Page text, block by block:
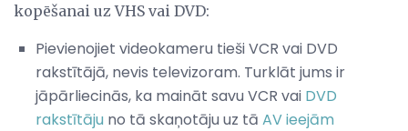
kopēšanai uz VHS vai DVD:
Pievienojiet videokameru tieši VCR vai DVD
rakstītājā, nevis televizoram. Turklāt jums ir
jāpārliecinās, ka maināt savu VCR vai DVD
rakstītāju no tā skaņotāju uz tā AV ieejām